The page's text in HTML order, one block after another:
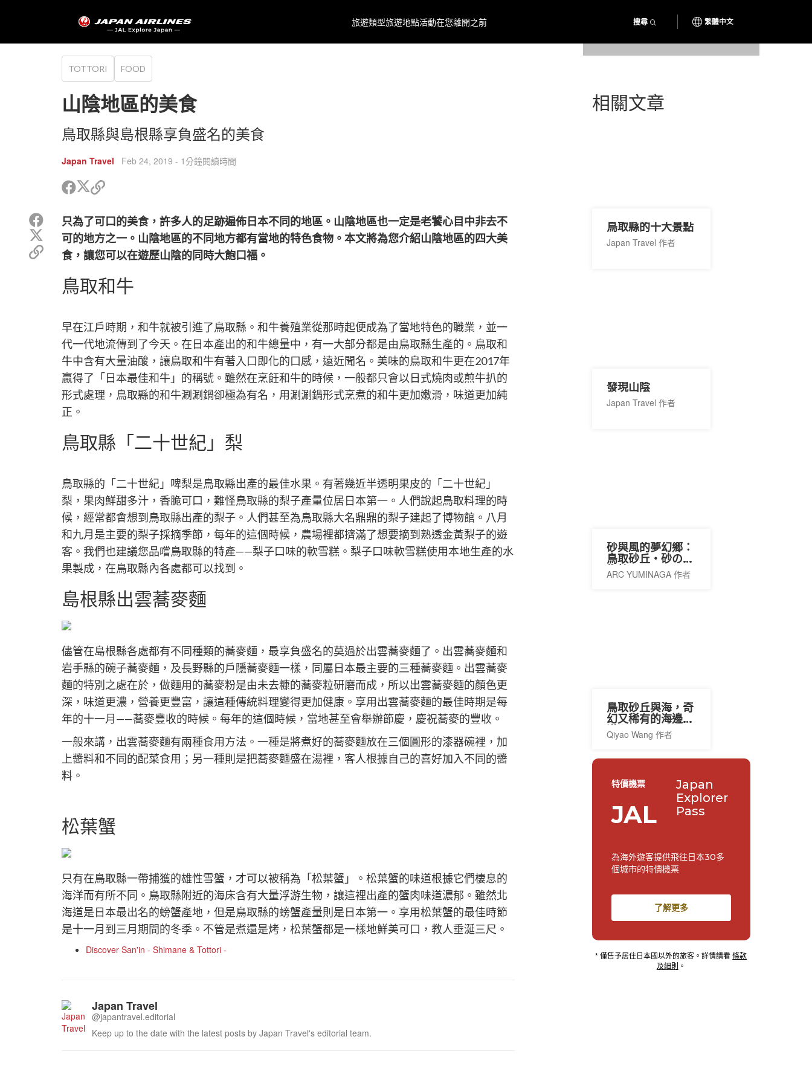
旅遊類型旅遊地點活動在您離開之前 搜尋 繁體中文
TOTTORI FOOD
山陰地區的美食
鳥取縣與島根縣享負盛名的美食
Japan Travel Feb 24, 2019 - 1分鐘閱讀時間
分
Facebook
分
享
Twitter
複
接
以
分
享
分
Facebook
享複
只為了可口的美食，許多人的足跡遍佈日本不同的地區。山陰地區也一定是老饕心目中非去不
可的地方之一。山陰地區的不同地方都有當地的特色食物。本文將為您介紹山陰地區的四大美
食，讓您可以在遊歷山陰的同時大飽口福。
鳥取和牛
早在江戶時期，和牛就被引進了鳥取縣。和牛養殖業從那時起便成為了當地特色的職業，並一
代一代地流傳到了今天。在日本產出的和牛總量中，有一大部分都是由鳥取縣生產的。鳥取和
牛中含有大量油酸，讓鳥取和牛有著入口即化的口感，遠近聞名。美味的鳥取和牛更在2017年
贏得了「日本最佳和牛」的稱號。雖然在烹飪和牛的時候，一般都只會以日式燒肉或煎牛扒的
形式處理，鳥取縣的和牛涮涮鍋卻極為有名，用涮涮鍋形式烹煮的和牛更加嫩滑，味道更加純
正。
鳥取縣「二十世紀」梨
鳥取縣的「二十世紀」啤梨是鳥取縣出產的最佳水果。有著幾近半透明果皮的「二十世紀」
梨，果肉鮮甜多汁，香脆可口，難怪鳥取縣的梨子產量位居日本第一。人們說起鳥取料理的時
候，經常都會想到鳥取縣出產的梨子。人們甚至為鳥取縣大名鼎鼎的梨子建起了博物館。八月
和九月是主要的梨子採摘季節，每年的這個時候，農場裡都擠滿了想要摘到熟透金黃梨子的遊
客。我們也建議您品嚐鳥取縣的特產——梨子口味的軟雪糕。梨子口味軟雪糕使用本地生產的水
果製成，在鳥取縣內各處都可以找到。
島根縣出雲蕎麥麵
儘管在島根縣各處都有不同種類的蕎麥麵，最享負盛名的莫過於出雲蕎麥麵了。出雲蕎麥麵和
岩手縣的碗子蕎麥麵，及長野縣的戶隱蕎麥麵一樣，同屬日本最主要的三種蕎麥麵。出雲蕎麥
麵的特別之處在於，做麵用的蕎麥粉是由未去糠的蕎麥粒研磨而成，所以出雲蕎麥麵的顏色更
深，味道更濃，營養更豐富，讓這種傳統料理變得更加健康。享用出雲蕎麥麵的最佳時期是每
年的十一月——蕎麥豐收的時候。每年的這個時候，當地甚至會舉辦節慶，慶祝蕎麥的豐收。
一般來講，出雲蕎麥麵有兩種食用方法。一種是將煮好的蕎麥麵放在三個圓形的漆器碗裡，加
上醬料和不同的配菜食用；另一種則是把蕎麥麵盛在湯裡，客人根據自己的喜好加入不同的醬
料。
松葉蟹
只有在鳥取縣一帶捕獲的雄性雪蟹，才可以被稱為「松葉蟹」。松葉蟹的味道根據它們棲息的
海洋而有所不同。鳥取縣附近的海床含有大量浮游生物，讓這裡出產的蟹肉味道濃郁。雖然北
海道是日本最出名的螃蟹產地，但是鳥取縣的螃蟹產量則是日本第一。享用松葉蟹的最佳時節
是十一月到三月期間的冬季。不管是煮還是烤，松葉蟹都是一樣地鮮美可口，教人垂涎三尺。
Discover San'in - Shimane & Tottori -
Japan Travel
@japantravel.editorial
Keep up to the date with the latest posts by Japan Travel's editorial team.
相關文章
鳥取縣的十大景點
Japan Travel 作者
發現山陰
Japan Travel 作者
砂與風的夢幻鄉：
鳥取砂丘・砂の美
術館
ARC YUMINAGA 作者
鳥取砂丘與海，奇
幻又稀有的海邊沙
漠
Qiyao Wang 作者
特價機票
JAL
Japan
Explorer
Pass
為海外遊客提供飛往日本30多
個城市的特價機票
了解更多
* 僅售予居住日本國以外的旅客。詳情請看條款
及細則 。